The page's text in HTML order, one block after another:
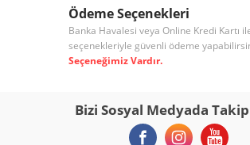
Ödeme Seçenekleri
Banka Havalesi veya Online Kredi Kartı
seçenekleriyle güvenli ödeme
Seçeneğimiz Vardır.
Bizi Sosyal Medyada